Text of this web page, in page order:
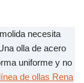
necesita
olla de acero
uniforme y no
línea de ollas Rena